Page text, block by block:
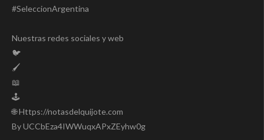
#SeleccionArgentina
Nuestras redes sociales y web
🐦
🖌️
📖
🕹️
🌐 Https://notasdelquijote.com
By UCCbEza4IWWuqxAPxZEyhw0g